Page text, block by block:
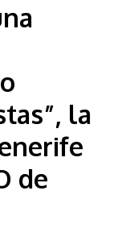
la
de